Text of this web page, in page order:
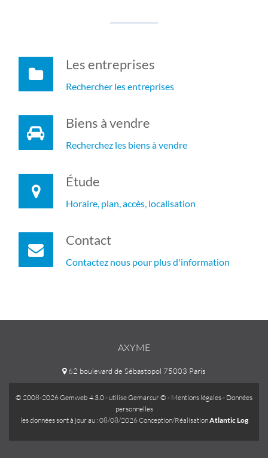
Les entreprises
Rechercher les entreprises
Biens à vendre
Recherchez les biens à vendre
Étude
Horaire, plan, accès, localisation
Contact
Contactez nous pour plus d'information
AXYME
62 boulevard de Sébastopol 75003 Paris
© 2008-2026 Gemweb 4.3.0- utiliseGemarcur © - Mentions légales- Données
personnelles
les données sont à jour au : 08/08/2026 Conception/RéalisationAtlantic Log